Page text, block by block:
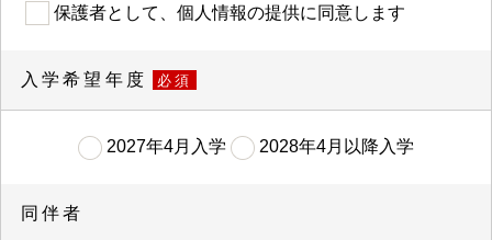
保護者として、個人情報の提供に同意します
入学希望年度 必須
2027年4月入学 2028年4月以降入学
同伴者